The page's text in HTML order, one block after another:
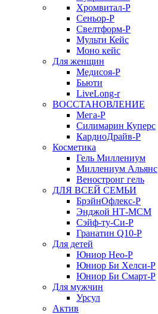
Хромвитал-Р
Сеньор-Р
Свелтформ-Р
Мульти Кейс
Моно кейс
Для женщин
Медисоя-Р
Бьюти
LiveLong-r
ВОССТАНОВЛЕНИЕ
Мега-Р
Силимарин Куперс
КардиоДрайв-Р
Косметика
Гель Миллениум
Миллениум Альянс
Веностронг гель
ДЛЯ ВСЕЙ СЕМЬИ
БрэйнОфлекс-Р
Энджой НТ-МСМ
Сэйф-ту-Си-Р
Гранатин Q10-Р
Для детей
Юниор Нео-Р
Юниор Би Хелси-Р
Юниор Би Смарт-Р
Для мужчин
Урсул
Актив